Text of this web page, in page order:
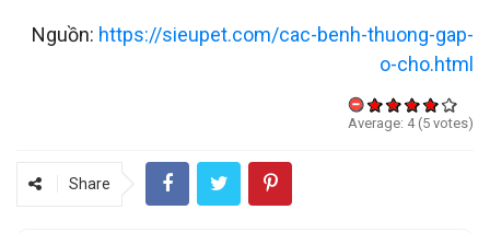
Nguồn: https://sieupet.com/cac-benh-thuong-gap-
o-cho.html
Average: 4 (5 votes)
Share